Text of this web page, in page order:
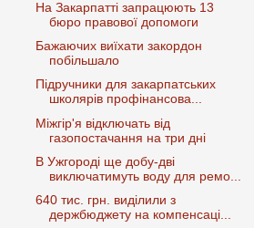
На Закарпатті запрацюють 13
бюро правової допомоги
Бажаючих виїхати закордон
побільшало
Підручники для закарпатських
школярів профінансова...
Міжгір'я відключать від
газопостачання на три дні
В Ужгороді ще добу-дві
виключатимуть воду для ремо...
640 тис. грн. виділили з
держбюджету на компенсаці...